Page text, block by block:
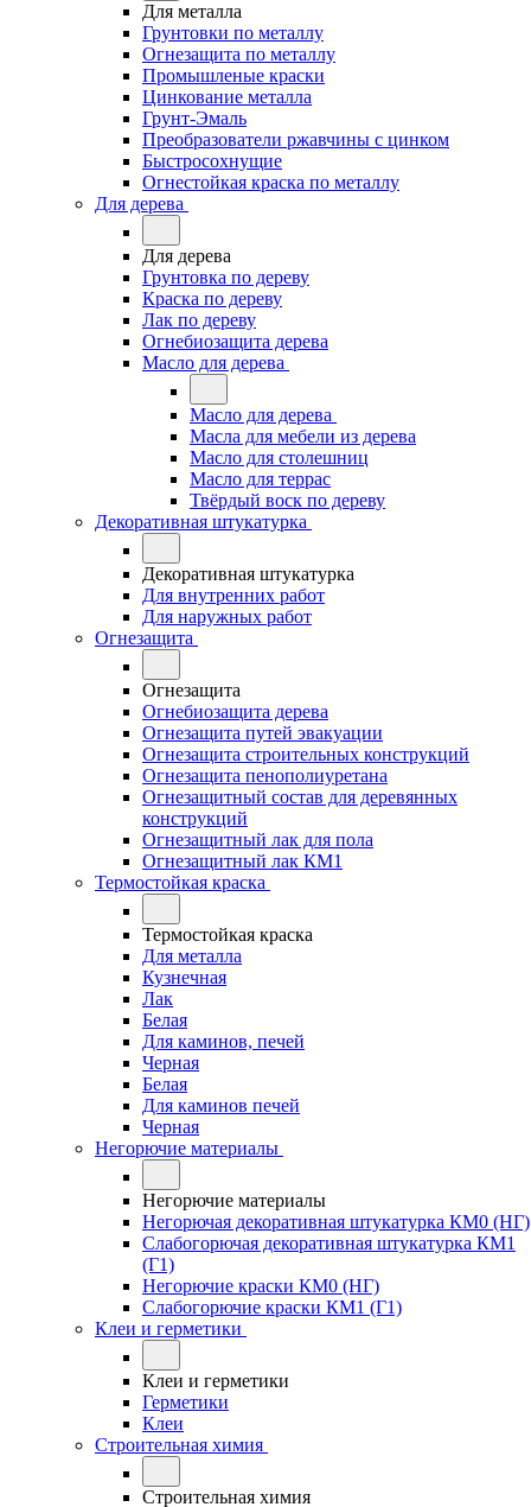
Для металла
Грунтовки по металлу
Огнезащита по металлу
Промышленые краски
Цинкование металла
Грунт-Эмаль
Преобразователи ржавчины с цинком
Быстросохнущие
Огнестойкая краска по металлу
Для дерева
Для дерева
Грунтовка по дереву
Краска по дереву
Лак по дереву
Огнебиозащита дерева
Масло для дерева
Масло для дерева
Масла для мебели из дерева
Масло для столешниц
Масло для террас
Твёрдый воск по дереву
Декоративная штукатурка
Декоративная штукатурка
Для внутренних работ
Для наружных работ
Огнезащита
Огнезащита
Огнебиозащита дерева
Огнезащита путей эвакуации
Огнезащита строительных конструкций
Огнезащита пенополиуретана
Огнезащитный состав для деревянных
конструкций
Огнезащитный лак для пола
Огнезащитный лак КМ1
Термостойкая краска
Термостойкая краска
Для металла
Кузнечная
Лак
Белая
Для каминов, печей
Черная
Белая
Для каминов печей
Черная
Негорючие материалы
Негорючие материалы
Негорючая декоративная штукатурка КМ0 (НГ)
Слабогорючая декоративная штукатурка КМ1
(Г1)
Негорючие краски КМ0 (НГ)
Слабогорючие краски КМ1 (Г1)
Клеи и герметики
Клеи и герметики
Герметики
Клеи
Строительная химия
Строительная химия